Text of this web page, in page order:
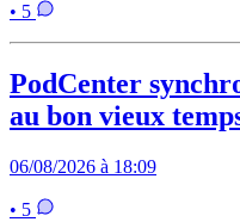
• 5
PodCenter
au bon vieux
06/08/2026 à 18:09
• 5